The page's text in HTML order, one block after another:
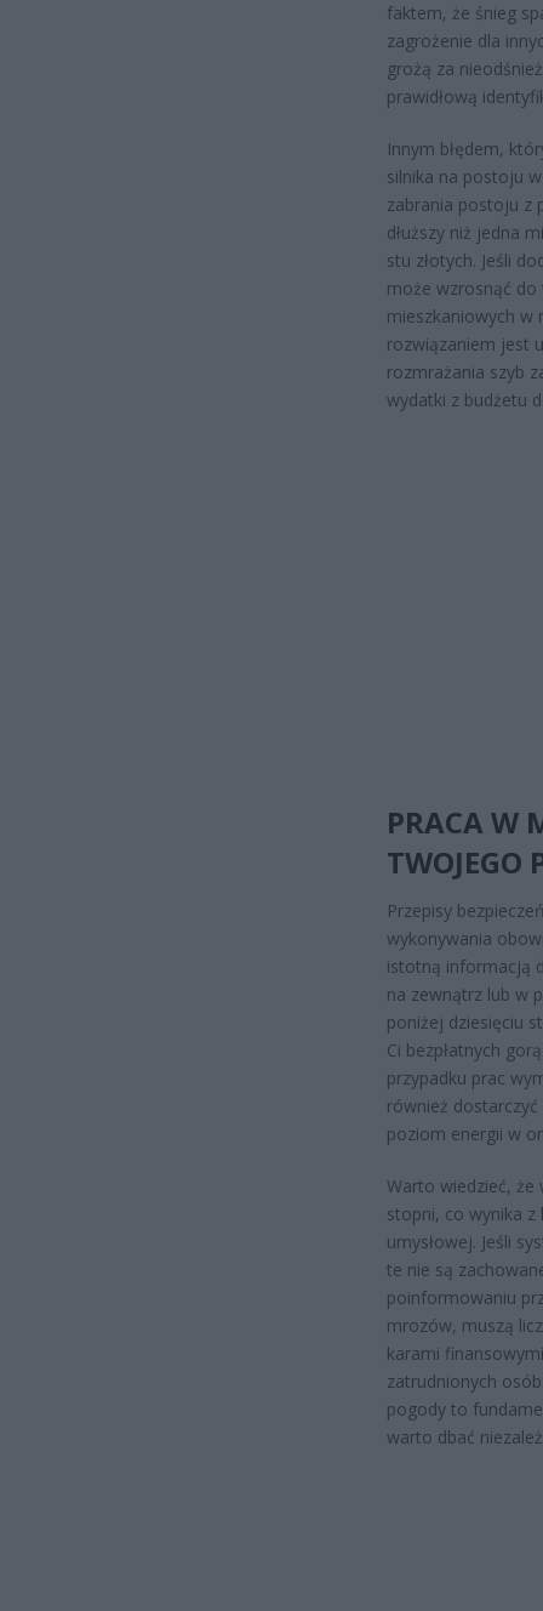
faktem, że śnieg
zagrożenie dla
grożą za
prawidłową
Innym błędem,
silnika na postoju
zabrania postoju z
dłuższy niż jedna
stu złotych. Jeśli
może wzrosnąć do
mieszkaniowych w
rozwiązaniem jest
rozmrażania szyb
wydatki z budżetu
PRACA W
TWOJEGO
Przepisy
wykonywania
istotną informacją
na zewnątrz lub w
poniżej dziesięciu
Ci bezpłatnych
przypadku prac
również
poziom energii w
Warto wiedzieć, że
stopni, co wynika
umysłowej. Jeśli
te nie są
poinformowaniu
mrozów, muszą
karami
zatrudnionych
pogody to
warto dbać